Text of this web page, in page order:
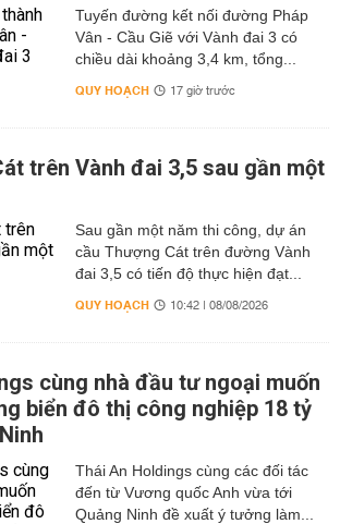
Tuyến đường kết nối đường Pháp
Vân - Cầu Giẽ với Vành đai 3 có
chiều dài khoảng 3,4 km, tổng...
QUY HOẠCH 17 giờ trước
trên Vành đai 3,5 sau gần một
Sau gần một năm thi công, dự án
cầu Thượng Cát trên đường Vành
đai 3,5 có tiến độ thực hiện đạt...
QUY HOẠCH 10:42 | 08/08/2026
cùng nhà đầu tư ngoại muốn
biển đô thị công nghiệp 18 tỷ
Thái An Holdings cùng các đối tác
đến từ Vương quốc Anh vừa tới
Quảng Ninh đề xuất ý tưởng làm...